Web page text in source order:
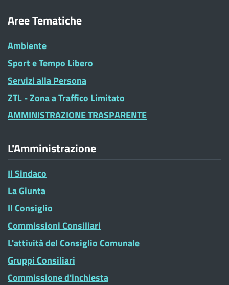
Aree Tematiche
Ambiente
Sport e Tempo Libero
Servizi alla Persona
ZTL - Zona a Traffico Limitato
AMMINISTRAZIONE TRASPARENTE
L'Amministrazione
Il Sindaco
La Giunta
Il Consiglio
Commissioni Consiliari
L'attività del Consiglio Comunale
Gruppi Consiliari
Commissione d'inchiesta